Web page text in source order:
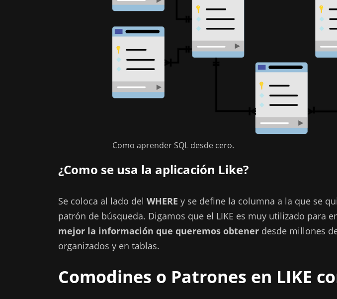
Como aprender SQL desde cero.
¿Como se usa la aplicación Like?
Se coloca al lado del WHERE y se define la columna a la que se
patrón de búsqueda. Digamos que el LIKE es muy utilizado para
mejor la información que queremos obtener desde millones
organizados y en tablas.
Comodines o Patrones en LIKE